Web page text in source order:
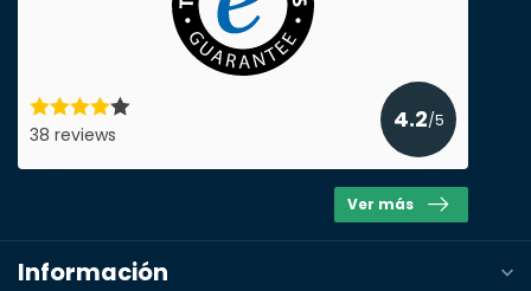
38 reviews
4.2/5
Ver más
Información